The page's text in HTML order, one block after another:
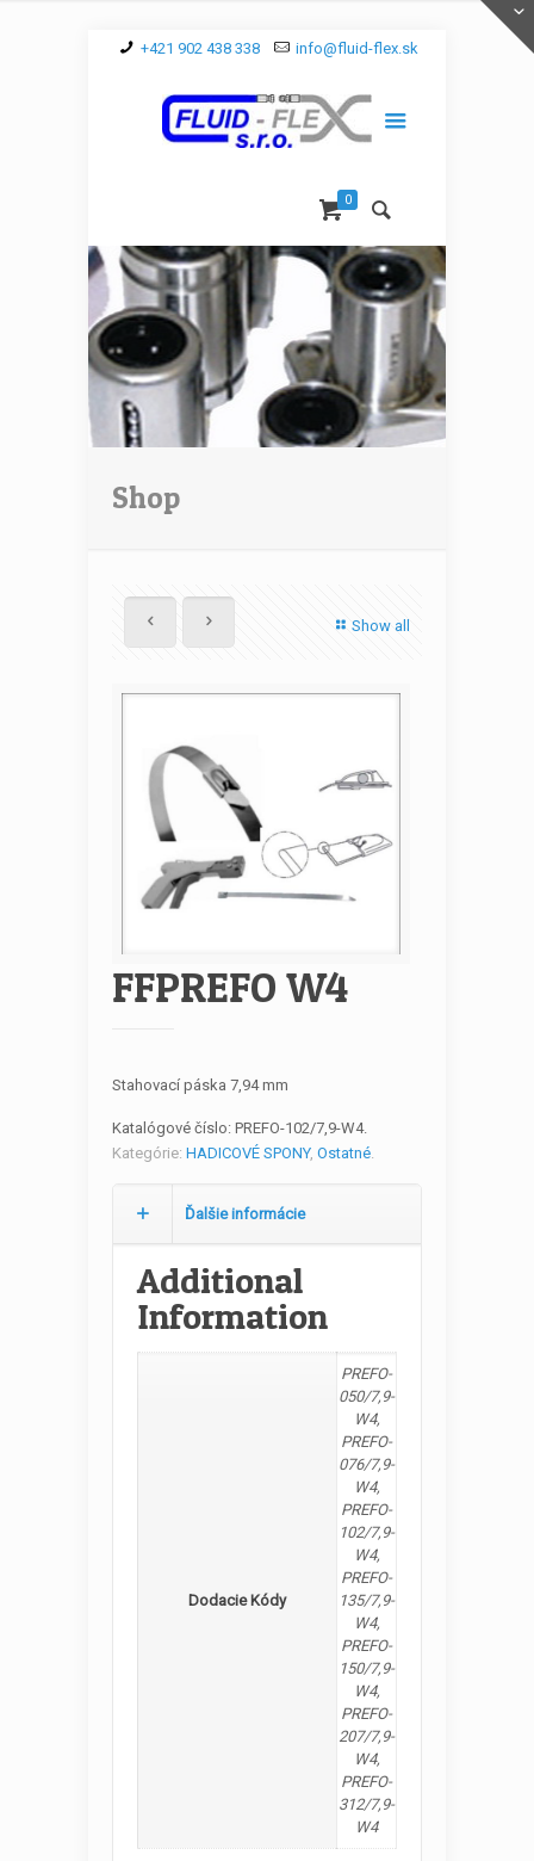
+421 902 438 338 info@fluid-flex.sk
0
Shop
Show all
FFPREFO W4
Stahovací páska 7,94 mm
Katalógové číslo: PREFO-102/7,9-W4.
Kategórie: HADICOVÉ SPONY, Ostatné.
Ďalšie informácie
Additional
Information
Dodacie Kódy
PREFO-
050/7,9-
W4,
PREFO-
076/7,9-
W4,
PREFO-
102/7,9-
W4,
PREFO-
135/7,9-
W4,
PREFO-
150/7,9-
W4,
PREFO-
207/7,9-
W4,
PREFO-
312/7,9-
W4